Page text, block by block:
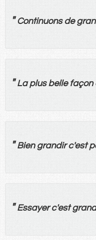
" Continuons de
" La plus belle façon
" Bien grandirc'est
" Essayerc'est